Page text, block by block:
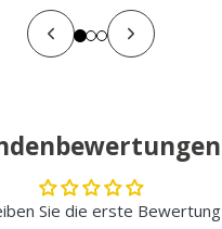
Sie die erste Bewertung